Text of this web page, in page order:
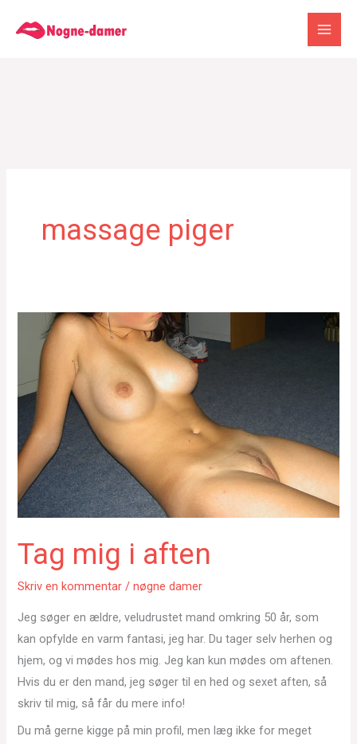
massage piger
Tag mig i aften
Skriv en kommentar /nøgne damer
Jeg søger en ældre, veludrustet mand omkring 50 år, som
kan opfylde en varm fantasi, jeg har. Du tager selv herhen og
hjem, og vi mødes hos mig. Jeg kan kun mødes om aftenen.
Hvis du er den mand, jeg søger til en hed og sexet aften, så
skriv til mig, så får du mere info!
Du må gerne kigge på min profil, men læg ikke for meget